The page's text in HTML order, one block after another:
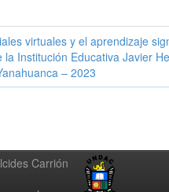
virtuales y el aprendizaje
la Institución Educativa Javier
– 2023
Carrión